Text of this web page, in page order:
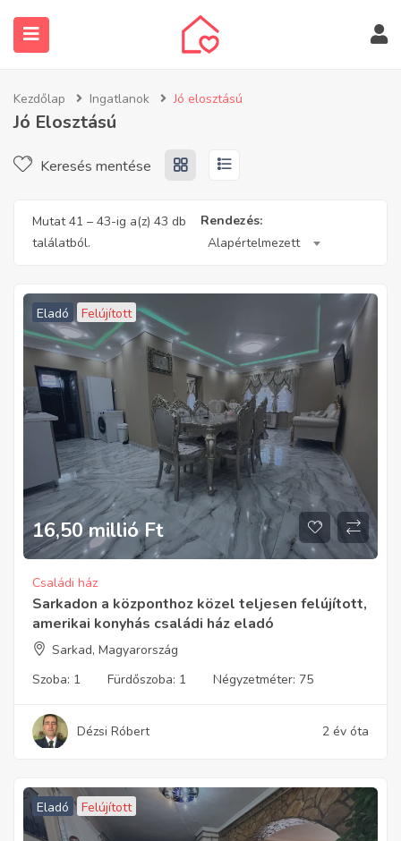
Kezdőlap Ingatlanok Jó elosztású
Jó Elosztású
Keresés mentése
Mutat41 – 43-ig a(z) 43 db
találatból.
Rendezés:
Alapértelmezett
Eladó Felújított
16,50 millió Ft
Családi ház
Sarkadon a központhoz közel teljesen felújított,
amerikai konyhás családi ház eladó
Sarkad, Magyarország
Szoba: 1 Fürdőszoba: 1 Négyzetméter: 75
Dézsi Róbert 2 év óta
Eladó Felújított